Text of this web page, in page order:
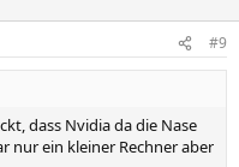
#9
dass Nvidia da die Nase
nur ein kleiner Rechner aber